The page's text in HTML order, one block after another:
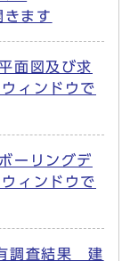
ます
面図及び求
ィンドウで
ーリングデ
ィンドウで
調査結果 建